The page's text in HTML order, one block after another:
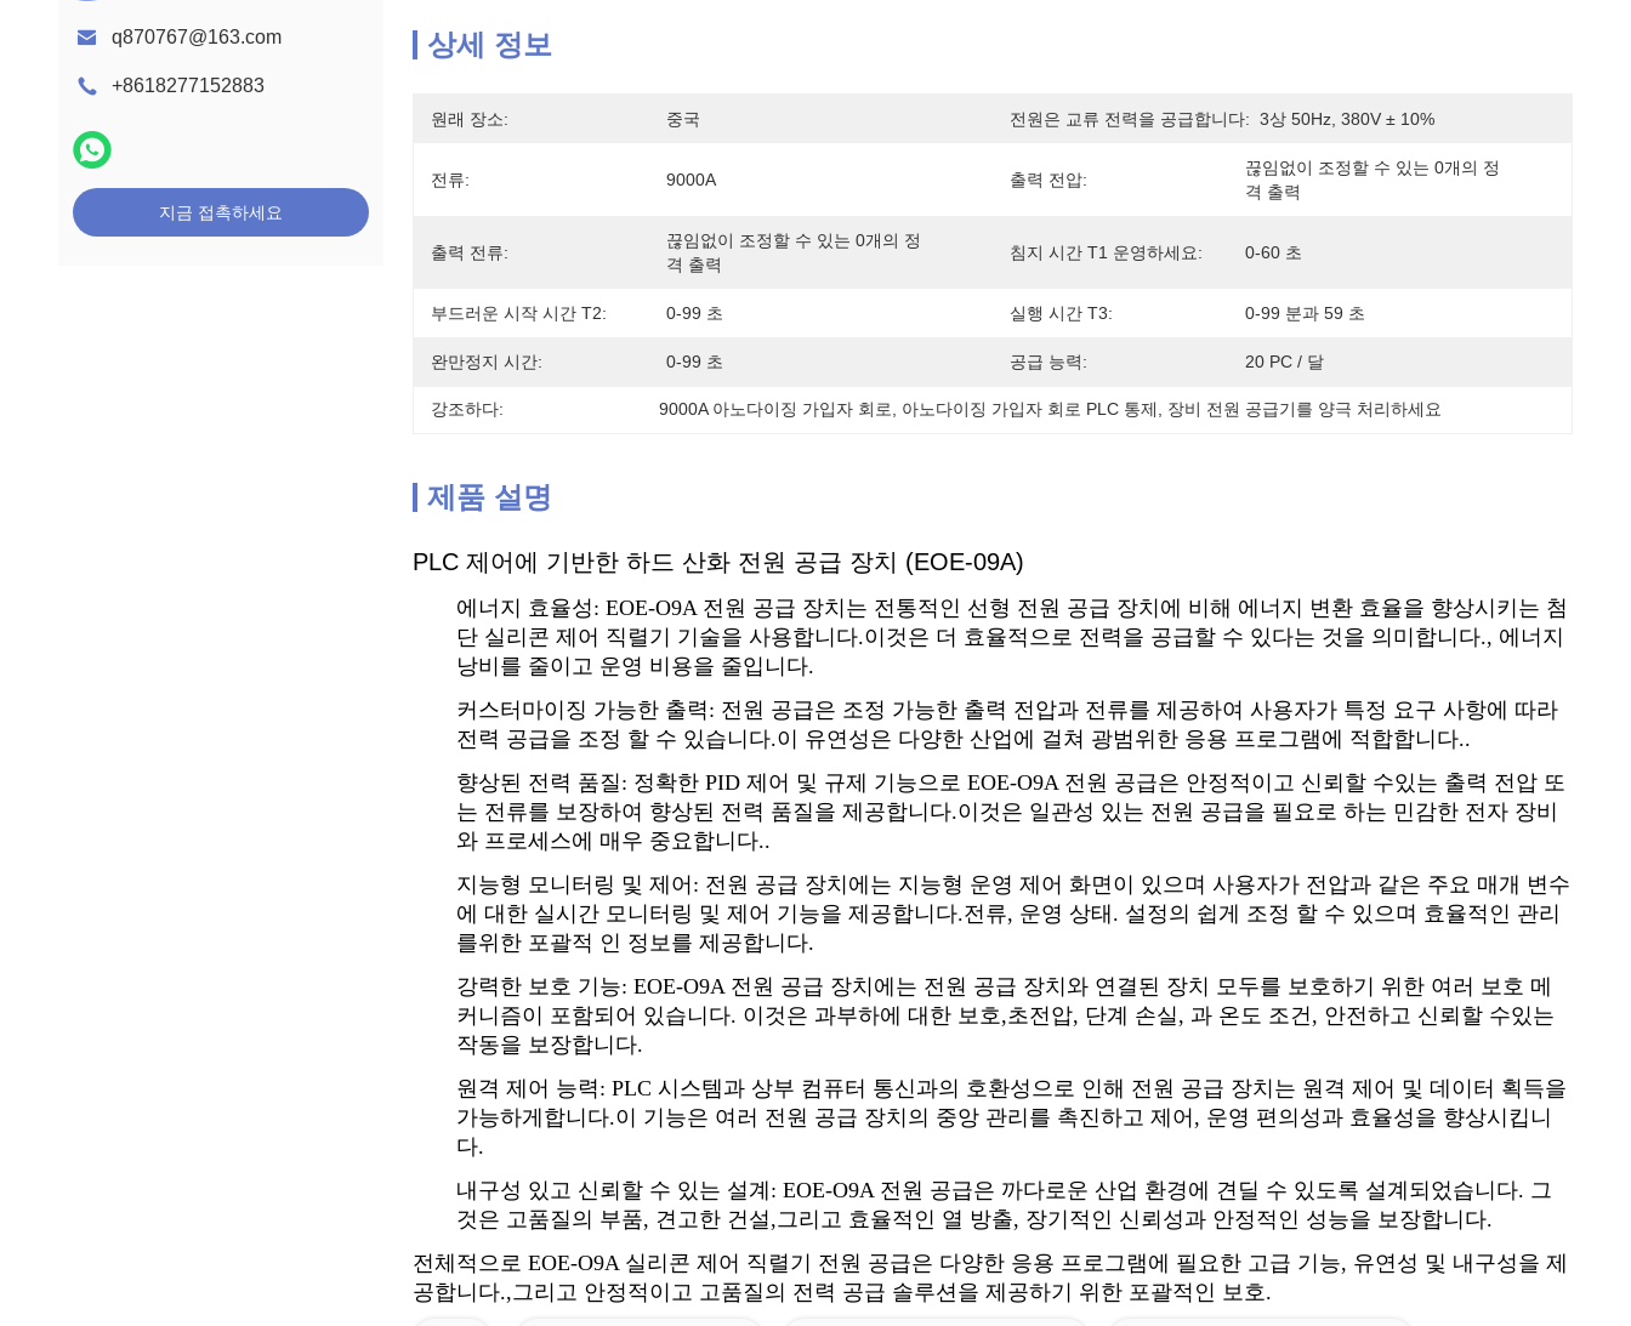
q870767@163.com
+8618277152883
지금 접촉하세요
상세 정보
원래 장소: 중국 전원은 교류 전력을 공급합니다: 3상 50Hz, 380V ± 10%
전류: 9000A 출력 전압:
끊임없이 조정할 수 있는 0개의 정
격 출력
출력 전류:
끊임없이 조정할 수 있는 0개의 정
격 출력
침지 시간 T1 운영하세요: 0-60 초
부드러운 시작 시간 T2: 0-99 초 실행 시간 T3: 0-99 분과 59 초
완만정지 시간: 0-99 초 공급 능력: 20 PC / 달
강조하다: 9000A 아노다이징 가입자 회로 아노다이징 가입자 회로 PLC 통제 장비 전원 공급기를 양극 처리하세요
제품 설명
PLC 제어에 기반한 하드 산화 전원 공급 장치 (EOE-09A)
에너지 효율성: EOE-O9A 전원 공급 장치는 전통적인 선형 전원 공급 장치에 비해 에너지 변환 효율을 향상시키는 첨
단 실리콘 제어 직렬기 기술을 사용합니다.이것은 더 효율적으로 전력을 공급할 수 있다는 것을 의미합니다., 에너지
낭비를 줄이고 운영 비용을 줄입니다.
커스터마이징 가능한 출력: 전원 공급은 조정 가능한 출력 전압과 전류를 제공하여 사용자가 특정 요구 사항에 따라
전력 공급을 조정 할 수 있습니다.이 유연성은 다양한 산업에 걸쳐 광범위한 응용 프로그램에 적합합니다..
향상된 전력 품질: 정확한 PID 제어 및 규제 기능으로 EOE-O9A 전원 공급은 안정적이고 신뢰할 수있는 출력 전압 또
는 전류를 보장하여 향상된 전력 품질을 제공합니다.이것은 일관성 있는 전원 공급을 필요로 하는 민감한 전자 장비
와 프로세스에 매우 중요합니다..
지능형 모니터링 및 제어: 전원 공급 장치에는 지능형 운영 제어 화면이 있으며 사용자가 전압과 같은 주요 매개 변수
에 대한 실시간 모니터링 및 제어 기능을 제공합니다.전류, 운영 상태. 설정의 쉽게 조정 할 수 있으며 효율적인 관리
를위한 포괄적 인 정보를 제공합니다.
강력한 보호 기능: EOE-O9A 전원 공급 장치에는 전원 공급 장치와 연결된 장치 모두를 보호하기 위한 여러 보호 메
커니즘이 포함되어 있습니다. 이것은 과부하에 대한 보호,초전압, 단계 손실, 과 온도 조건, 안전하고 신뢰할 수있는
작동을 보장합니다.
원격 제어 능력: PLC 시스템과 상부 컴퓨터 통신과의 호환성으로 인해 전원 공급 장치는 원격 제어 및 데이터 획득을
가능하게합니다.이 기능은 여러 전원 공급 장치의 중앙 관리를 촉진하고 제어, 운영 편의성과 효율성을 향상시킵니
다.
내구성 있고 신뢰할 수 있는 설계: EOE-O9A 전원 공급은 까다로운 산업 환경에 견딜 수 있도록 설계되었습니다. 그
것은 고품질의 부품, 견고한 건설,그리고 효율적인 열 방출, 장기적인 신뢰성과 안정적인 성능을 보장합니다.
전체적으로 EOE-O9A 실리콘 제어 직렬기 전원 공급은 다양한 응용 프로그램에 필요한 고급 기능, 유연성 및 내구성을 제
공합니다.,그리고 안정적이고 고품질의 전력 공급 솔루션을 제공하기 위한 포괄적인 보호.